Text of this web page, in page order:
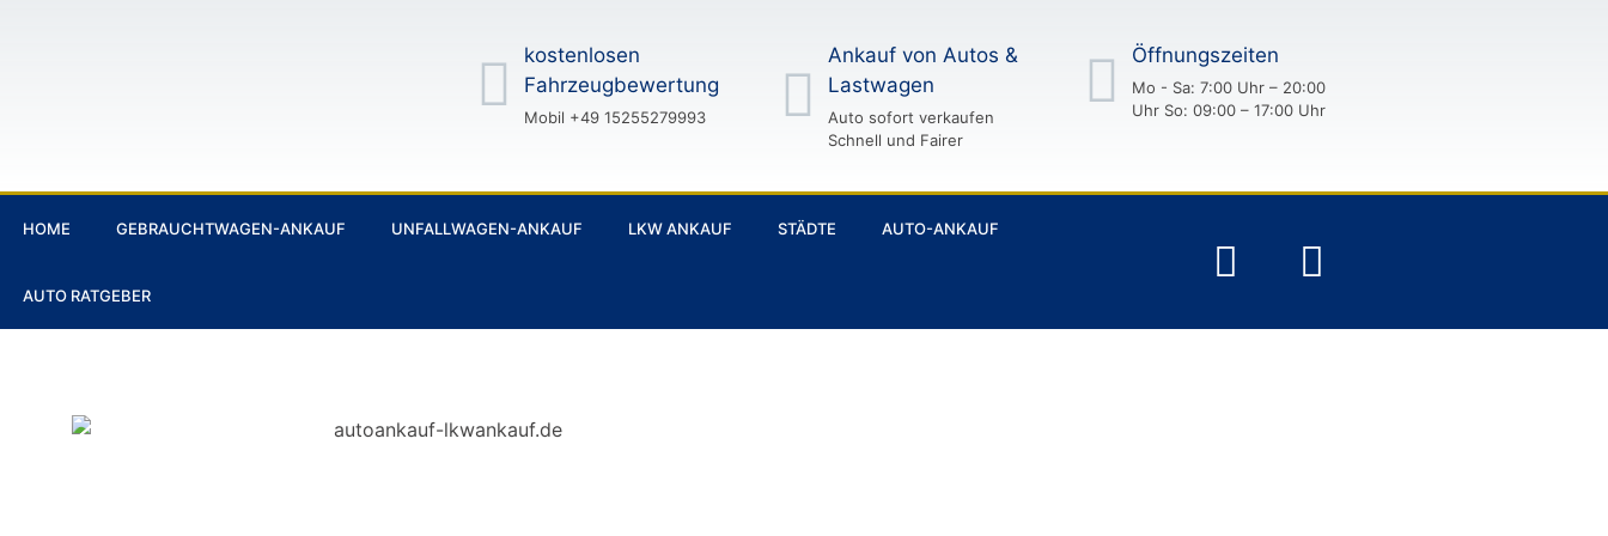
kostenlosen
Fahrzeugbewertung
Mobil +49 15255279993
Ankauf von Autos &
Lastwagen
Auto sofort verkaufen
Schnell und Fairer
Öffnungszeiten
Mo - Sa: 7:00 Uhr – 20:00
Uhr So: 09:00 – 17:00 Uhr
HOME GEBRAUCHTWAGEN-ANKAUF UNFALLWAGEN-ANKAUF LKW ANKAUF STÄDTE AUTO-ANKAUF
AUTO RATGEBER